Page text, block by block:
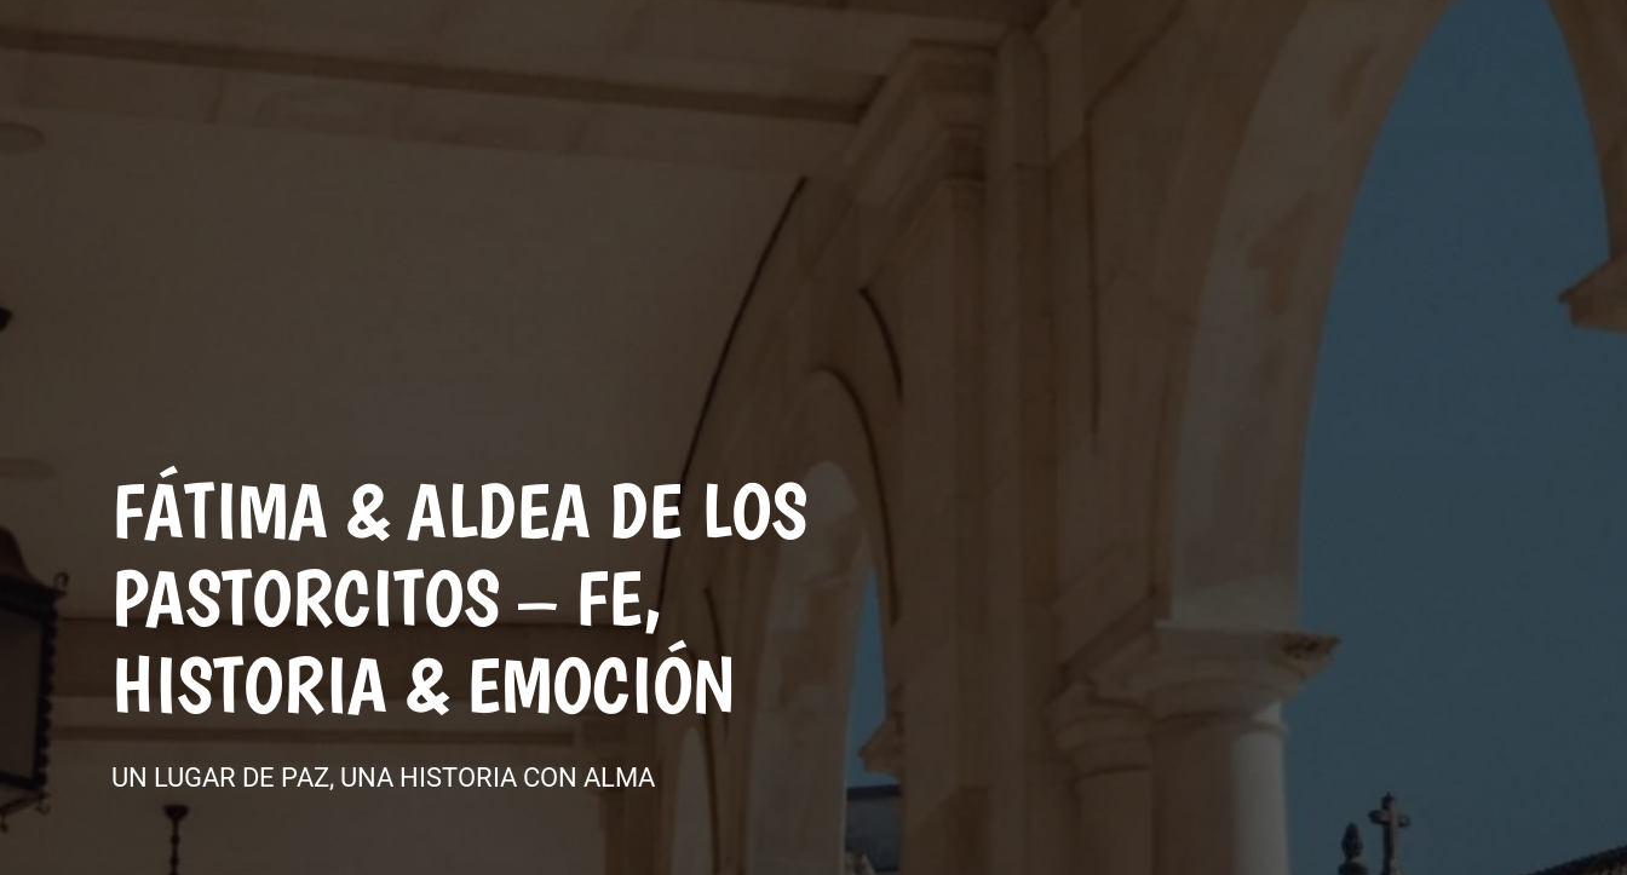
FÁTIMA & ALDEA DE LOS
PASTORCITOS – FE,
HISTORIA & EMOCIÓN
UN LUGAR DE PAZ, UNA HISTORIA CON ALMA